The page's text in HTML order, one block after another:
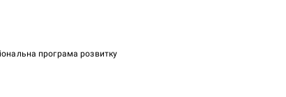
програма розвитку